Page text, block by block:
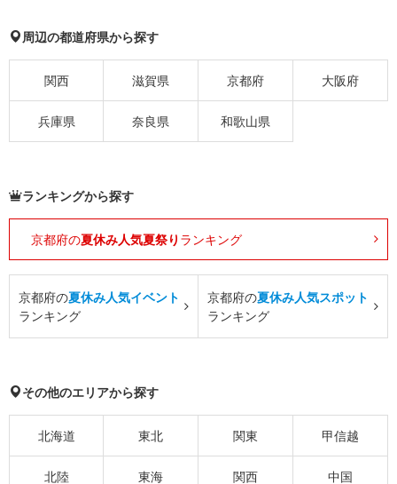
周辺の都道府県から探す
関西 滋賀県 京都府 大阪府
兵庫県 奈良県 和歌山県
ランキングから探す
京都府の夏休み人気夏祭り ランキング
京都府の夏休み人気イベント
ランキング
京都府の夏休み人気スポット
ランキング
その他のエリアから探す
北海道 東北 関東 甲信越
北陸 東海 関西 中国